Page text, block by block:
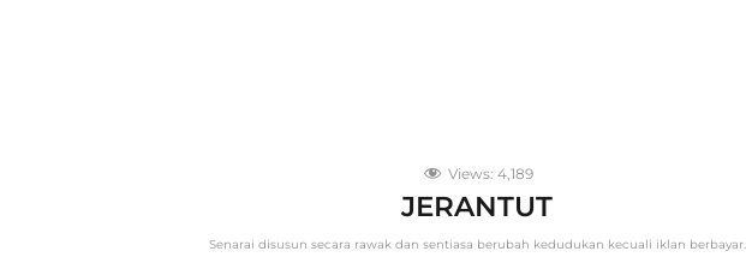
Views: 4,189
JERANTUT
Senarai disusun secara rawak dan sentiasa berubah kedudukan kecuali iklan berbayar.